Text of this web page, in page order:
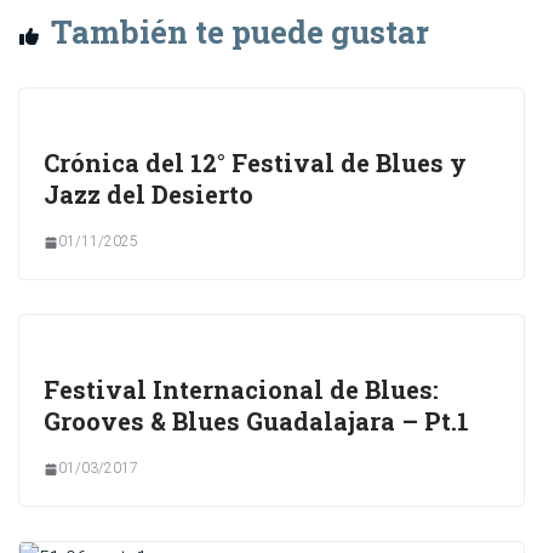
También te puede gustar
Crónica del 12° Festival de Blues y
Jazz del Desierto
01/11/2025
Festival Internacional de Blues:
Grooves & Blues Guadalajara – Pt.1
01/03/2017